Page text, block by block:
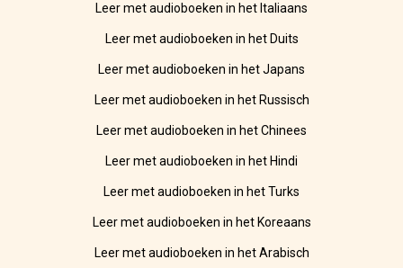
Leer met audioboeken in het Italiaans
Leer met audioboeken in het Duits
Leer met audioboeken in het Japans
Leer met audioboeken in het Russisch
Leer met audioboeken in het Chinees
Leer met audioboeken in het Hindi
Leer met audioboeken in het Turks
Leer met audioboeken in het Koreaans
Leer met audioboeken in het Arabisch